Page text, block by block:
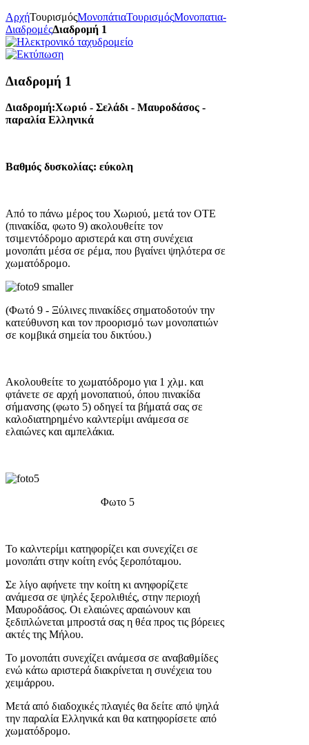
ΑρχήΤουρισμόςΜονοπάτιαΤουρισμόςΜονοπατια-
ΔιαδρομέςΔιαδρομή 1
Διαδρομή 1
Διαδρομή:Χωριό - Σελάδι - Μαυροδάσος -
παραλία Ελληνικά
Βαθμός δυσκολίας: εύκολη
Από το πάνω μέρος του Χωριού, μετά τον ΟΤΕ
(πινακίδα, φωτο 9) ακολουθείτε τον
τσιμεντόδρομο αριστερά και στη συνέχεια
μονοπάτι μέσα σε ρέμα, που βγαίνει ψηλότερα σε
χωματόδρομο.
(Φωτό 9 - Ξύλινες πινακίδες σηματοδοτούν την
κατεύθυνση και τον προορισμό των μονοπατιών
σε κομβικά σημεία του δικτύου.)
Ακολουθείτε το χωματόδρομο για 1 χλμ. και
φτάνετε σε αρχή μονοπατιού, όπου πινακίδα
σήμανσης (φωτο 5) οδηγεί τα βήματά σας σε
καλοδιατηρημένο καλντερίμι ανάμεσα σε
ελαιώνες και αμπελάκια.
Φωτο 5
Το καλντερίμι κατηφορίζει και συνεχίζει σε
μονοπάτι στην κοίτη ενός ξεροπόταμου.
Σε λίγο αφήνετε την κοίτη κι ανηφορίζετε
ανάμεσα σε ψηλές ξερολιθιές, στην περιοχή
Μαυροδάσος. Οι ελαιώνες αραιώνουν και
ξεδιπλώνεται μπροστά σας η θέα προς τις βόρειες
ακτές της Μήλου.
Το μονοπάτι συνεχίζει ανάμεσα σε αναβαθμίδες
ενώ κάτω αριστερά διακρίνεται η συνέχεια του
χειμάρρου.
Μετά από διαδοχικές πλαγιές θα δείτε από ψηλά
την παραλία Ελληνικά και θα κατηφορίσετε από
χωματόδρομο.